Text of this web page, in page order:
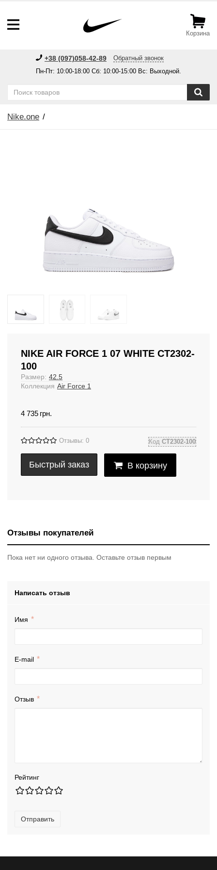
Корзина
+38 (097)058-42-89
Обратный звонок
Пн-Пт: 10:00-18:00 Сб: 10:00-15:00 Вс: Выходной.
Nike.one
NIKE AIR FORCE 1 07 WHITE CT2302-
100
Размер: 42.5
Коллекция Air Force 1
4 735 грн.
Отзывы: 0 Код CT2302-100
Быстрый заказ В корзину
Отзывы покупателей
Пока нет ни одного отзыва. Оставьте отзыв первым
Написать отзыв
Имя
E-mail
Отзыв
Рейтинг
Отправить